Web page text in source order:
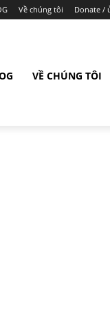
Về chúng tôi Donate /
VỀ CHÚNG TÔI